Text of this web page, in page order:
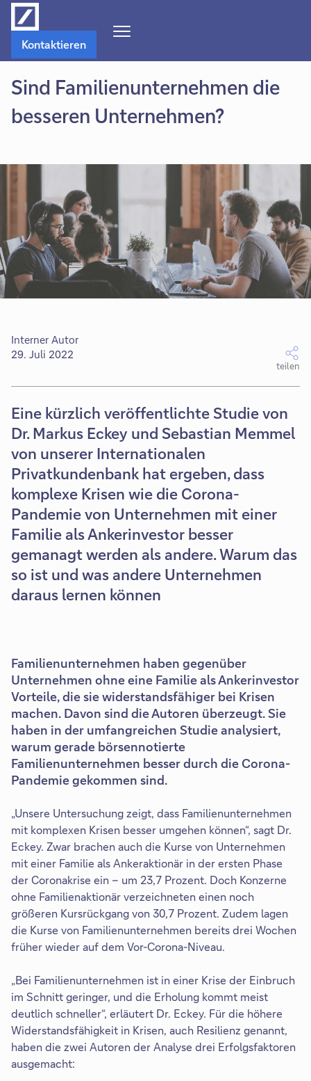
Menü
Kontaktieren
Sind Familienunternehmen die
besseren Unternehmen?
Interner Autor
29. Juli 2022
teilen
Eine kürzlich veröffentlichte Studie von
Dr. Markus Eckey und Sebastian Memmel
von unserer Internationalen
Privatkundenbank hat ergeben, dass
komplexe Krisen wie die Corona-
Pandemie von Unternehmen mit einer
Familie als Ankerinvestor besser
gemanagt werden als andere. Warum das
so ist und was andere Unternehmen
daraus lernen können
Familienunternehmen haben gegenüber
Unternehmen ohne eine Familie als Ankerinvestor
Vorteile, die sie widerstandsfähiger bei Krisen
machen. Davon sind die Autoren überzeugt. Sie
haben in der umfangreichen Studie analysiert,
warum gerade börsennotierte
Familienunternehmen besser durch die Corona-
Pandemie gekommen sind.
„Unsere Untersuchung zeigt, dass Familienunternehmen
mit komplexen Krisen besser umgehen können“, sagt Dr.
Eckey. Zwar brachen auch die Kurse von Unternehmen
mit einer Familie als Ankeraktionär in der ersten Phase
der Coronakrise ein – um 23,7 Prozent. Doch Konzerne
ohne Familienaktionär verzeichneten einen noch
größeren Kursrückgang von 30,7 Prozent. Zudem lagen
die Kurse von Familienunternehmen bereits drei Wochen
früher wieder auf dem Vor-Corona-Niveau.
„Bei Familienunternehmen ist in einer Krise der Einbruch
im Schnitt geringer, und die Erholung kommt meist
deutlich schneller“, erläutert Dr. Eckey. Für die höhere
Widerstandsfähigkeit in Krisen, auch Resilienz genannt,
haben die zwei Autoren der Analyse drei Erfolgsfaktoren
ausgemacht: